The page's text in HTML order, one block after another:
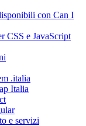
con Can I
CSS e JavaScript
.italia
Italia
e servizi